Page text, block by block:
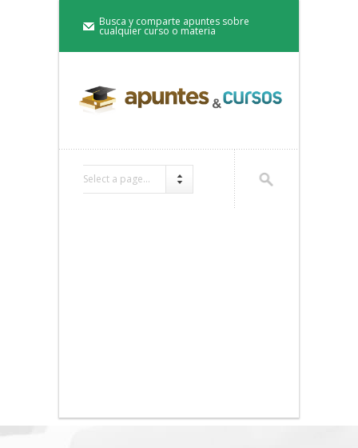
Busca y comparte apuntes sobre
cualquier curso o materia
Select a page...